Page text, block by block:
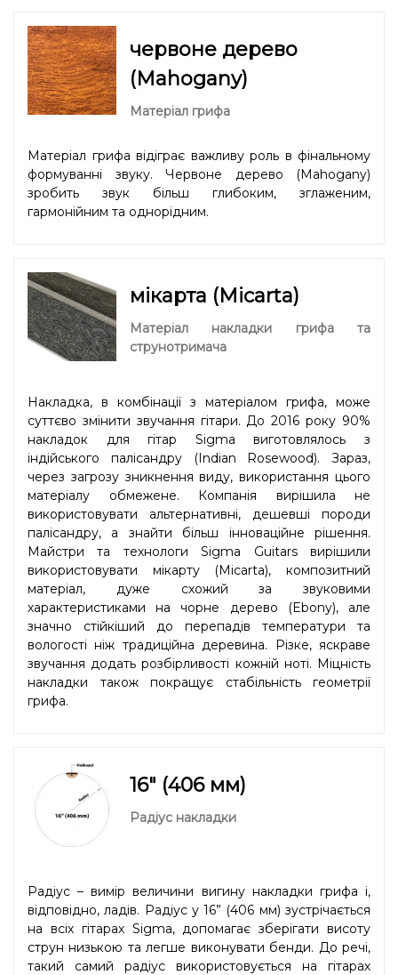
червоне дерево
(Mahogany)
Матеріал грифа
Матеріал грифа відіграє важливу роль в фінальному
формуванні звуку. Червоне дерево (Mahogany)
зробить звук більш глибоким, зглаженим,
гармонійним та однорідним.
мікарта (Micarta)
Матеріал накладки грифа та
струнотримача
Накладка, в комбінації з матеріалом грифа, може
суттєво змінити звучання гітари. До 2016 року 90%
накладок для гітар Sigma виготовлялось з
індійського палісандру (Indian Rosewood). Зараз,
через загрозу зникнення виду, використання цього
матеріалу обмежене. Компанія вирішила не
використовувати альтернативні, дешевші породи
палісандру, а знайти більш інноваційне рішення.
Майстри та технологи Sigma Guitars вирішили
використовувати мікарту (Micarta), композитний
матеріал, дуже схожий за звуковими
характеристиками на чорне дерево (Ebony), але
значно стійкіший до перепадів температури та
вологості ніж традиційна деревина. Різке, яскраве
звучання додать розбірливості кожній ноті. Міцність
накладки також покращує стабільність геометрії
грифа.
16" (406 мм)
Радіус накладки
Радіус – вимір величини вигину накладки грифа і,
відповідно, ладів. Радіус у 16” (406 мм) зустрічається
на всіх гітарах Sigma, допомагає зберігати висоту
струн низькою та легше виконувати бенди. До речі,
такий самий радіус використовується на гітарах